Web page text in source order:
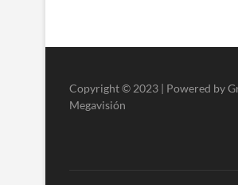
Copyright © 2023 | Powered by
Megavisión